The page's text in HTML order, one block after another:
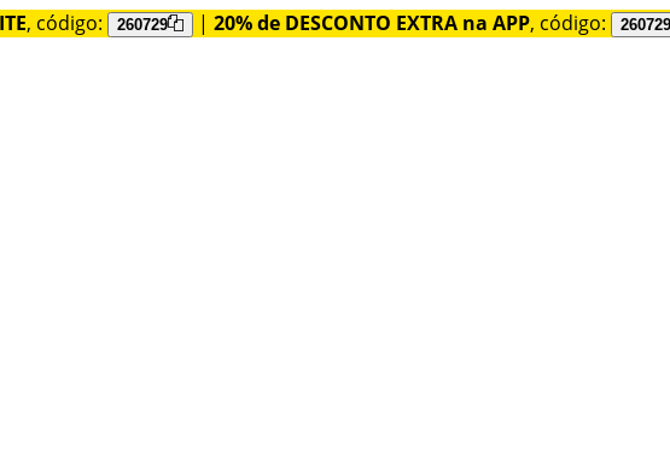
, código: 260729 | 20% de DESCONTO EXTRA na APP, código: